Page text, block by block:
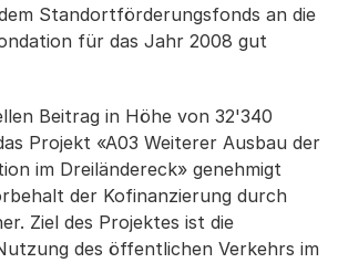
Standortförderungsfonds an die
für das Jahr 2008 gut
Beitrag in Höhe von 32'340
Projekt «A03 Weiterer Ausbau der
im Dreiländereck» genehmigt
der Kofinanzierung durch
Ziel des Projektes ist die
des öffentlichen Verkehrs im